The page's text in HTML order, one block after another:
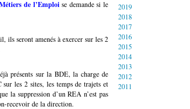
de l’Emploise demande si le
ils seront amenés à exercer sur les 2
présents sur la BDE, la charge de
les 2 sites, les temps de trajets et
la suppression d’un REA n’est pas
recevoir de la direction.
2019
2018
2017
2016
2015
2014
2013
2012
2011